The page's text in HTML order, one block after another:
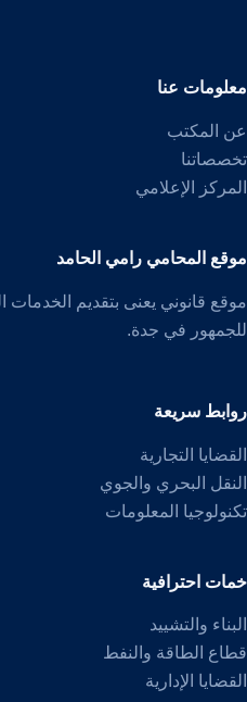
معلومات عنا
عن المكتب
تخصصاتنا
المركز الإعلامي
موقع المحامي رامي الحامد
موقع قانوني يعنى بتقديم الخدمات
للجمهور في جدة.
روابط سريعة
القضايا التجارية
النقل البحري والجوي
تكنولوجيا المعلومات
خمات احترافية
البناء والتشييد
قطاع الطاقة والنفط
القضايا الإدارية